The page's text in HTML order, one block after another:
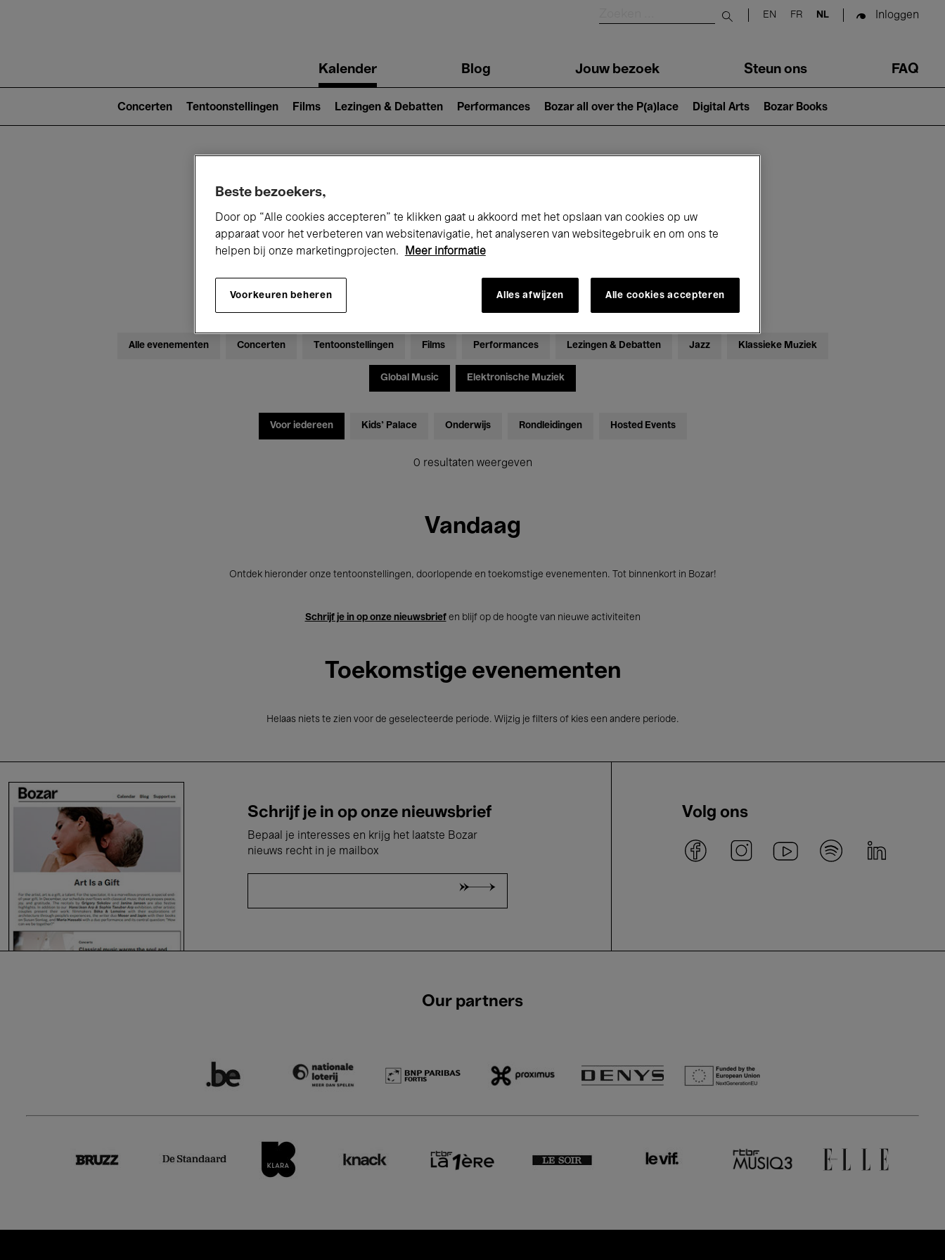
Submit search
EN FR NL Inloggen
navigationKalender Blog Jouw bezoek Steun ons FAQ
2)
Concerten Tentoonstellingen Films Lezingen & Debatten Performances Bozar all over the P(a)lace Digital Arts Bozar Books
Vandaag Komende 7 dagen
Zaterdag 08 - Zondag 16 Augustus 2026
Alle evenementen Concerten Tentoonstellingen Films Performances Lezingen & Debatten Jazz Klassieke Muziek
Global Music Elektronische Muziek
Voor iedereen Kids’ Palace Onderwijs Rondleidingen Hosted Events
0 resultaten weergeven
Vandaag
Ontdek hieronder onze tentoonstellingen, doorlopende en toekomstige evenementen. Tot binnenkort in Bozar!
Schrijf je in op onze nieuwsbriefen blijf op de hoogte van nieuwe activiteiten
Toekomstige evenementen
Helaas niets te zien voor de geselecteerde periode. Wijzig je filters of kies een andere periode.
Schrijf je in op onze nieuwsbrief
Bepaal je interesses en krijg het laatste Bozar
nieuws recht in je mailbox
Volg ons
Our partners
Beste bezoekers,
Door op “Alle cookies accepteren” te klikken gaat u akkoord met het opslaan van cookies op uw
apparaat voor het verbeteren van websitenavigatie, het analyseren van websitegebruik en om ons te
helpen bij onze marketingprojecten.
Meer informatie
Voorkeuren beheren Alles afwijzen Alle cookies accepteren